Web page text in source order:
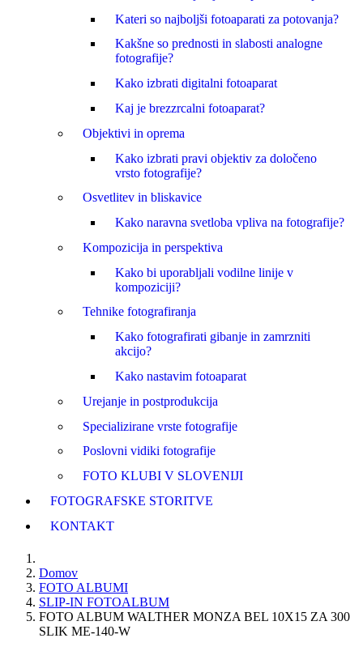
Kateri so najboljši fotoaparati za potovanja?
Kakšne so prednosti in slabosti analogne
fotografije?
Kako izbrati digitalni fotoaparat
Kaj je brezzrcalni fotoaparat?
Objektivi in oprema
Kako izbrati pravi objektiv za določeno
vrsto fotografije?
Osvetlitev in bliskavice
Kako naravna svetloba vpliva na fotografije?
Kompozicija in perspektiva
Kako bi uporabljali vodilne linije v
kompoziciji?
Tehnike fotografiranja
Kako fotografirati gibanje in zamrzniti
akcijo?
Kako nastavim fotoaparat
Urejanje in postprodukcija
Specializirane vrste fotografije
Poslovni vidiki fotografije
FOTO KLUBI V SLOVENIJI
FOTOGRAFSKE STORITVE
KONTAKT
Domov
FOTO ALBUMI
SLIP-IN FOTOALBUM
FOTO ALBUM WALTHER MONZA BEL 10X15 ZA 300
SLIK ME-140-W